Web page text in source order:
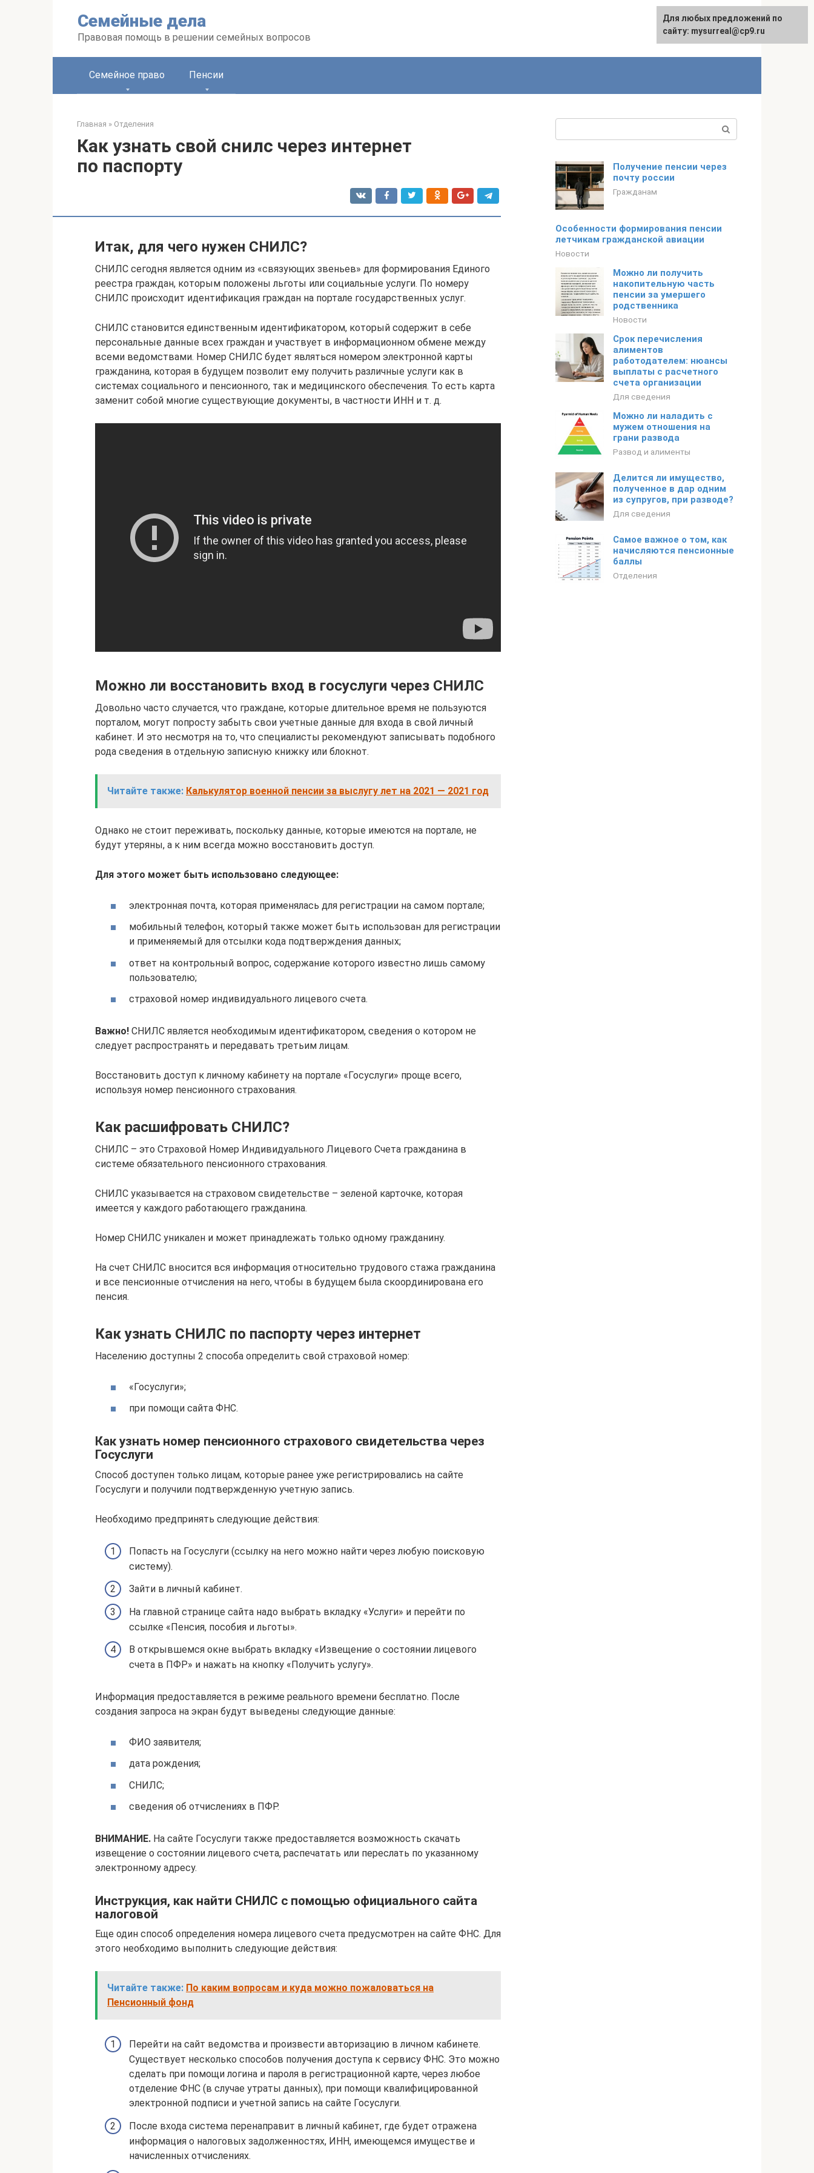
Семейные дела
Правовая помощь в решении семейных вопросов
Семейное право Пенсии
Главная » Отделения
Как узнать свой снилс через интернет
по паспорту
Итак, для чего нужен СНИЛС?
СНИЛС сегодня является одним из «связующих звеньев» для формирования Единого
реестра граждан, которым положены льготы или социальные услуги. По номеру
СНИЛС происходит идентификация граждан на портале государственных услуг.
СНИЛС становится единственным идентификатором, который содержит в себе
персональные данные всех граждан и участвует в информационном обмене между
всеми ведомствами. Номер СНИЛС будет являться номером электронной карты
гражданина, которая в будущем позволит ему получить различные услуги как в
системах социального и пенсионного, так и медицинского обеспечения. То есть карта
заменит собой многие существующие документы, в частности ИНН и т. д.
Можно ли восстановить вход в госуслуги через СНИЛС
Довольно часто случается, что граждане, которые длительное время не пользуются
порталом, могут попросту забыть свои учетные данные для входа в свой личный
кабинет. И это несмотря на то, что специалисты рекомендуют записывать подобного
рода сведения в отдельную записную книжку или блокнот.
Читайте также: Калькулятор военной пенсии за выслугу лет на 2021 — 2021 год
Однако не стоит переживать, поскольку данные, которые имеются на портале, не
будут утеряны, а к ним всегда можно восстановить доступ.
Для этого может быть использовано следующее:
электронная почта, которая применялась для регистрации на самом портале;
мобильный телефон, который также может быть использован для регистрации
и применяемый для отсылки кода подтверждения данных;
ответ на контрольный вопрос, содержание которого известно лишь самому
пользователю;
страховой номер индивидуального лицевого счета.
Важно! СНИЛС является необходимым идентификатором, сведения о котором не
следует распространять и передавать третьим лицам.
Восстановить доступ к личному кабинету на портале «Госуслуги» проще всего,
используя номер пенсионного страхования.
Как расшифровать СНИЛС?
СНИЛС – это Страховой Номер Индивидуального Лицевого Счета гражданина в
системе обязательного пенсионного страхования.
СНИЛС указывается на страховом свидетельстве – зеленой карточке, которая
имеется у каждого работающего гражданина.
Номер СНИЛС уникален и может принадлежать только одному гражданину.
На счет СНИЛС вносится вся информация относительно трудового стажа гражданина
и все пенсионные отчисления на него, чтобы в будущем была скоординирована его
пенсия.
Как узнать СНИЛС по паспорту через интернет
Населению доступны 2 способа определить свой страховой номер:
«Госуслуги»;
при помощи сайта ФНС.
Как узнать номер пенсионного страхового свидетельства через
Госуслуги
Способ доступен только лицам, которые ранее уже регистрировались на сайте
Госуслуги и получили подтвержденную учетную запись.
Необходимо предпринять следующие действия:
Попасть на Госуслуги (ссылку на него можно найти через любую поисковую
систему).
Зайти в личный кабинет.
На главной странице сайта надо выбрать вкладку «Услуги» и перейти по
ссылке «Пенсия, пособия и льготы».
В открывшемся окне выбрать вкладку «Извещение о состоянии лицевого
счета в ПФР» и нажать на кнопку «Получить услугу».
Информация предоставляется в режиме реального времени бесплатно. После
создания запроса на экран будут выведены следующие данные:
ФИО заявителя;
дата рождения;
СНИЛС;
сведения об отчислениях в ПФР.
ВНИМАНИЕ. На сайте Госуслуги также предоставляется возможность скачать
извещение о состоянии лицевого счета, распечатать или переслать по указанному
электронному адресу.
Инструкция, как найти СНИЛС с помощью официального сайта
налоговой
Еще один способ определения номера лицевого счета предусмотрен на сайте ФНС. Для
этого необходимо выполнить следующие действия:
Читайте также: По каким вопросам и куда можно пожаловаться на
Пенсионный фонд
Перейти на сайт ведомства и произвести авторизацию в личном кабинете.
Существует несколько способов получения доступа к сервису ФНС. Это можно
сделать при помощи логина и пароля в регистрационной карте, через любое
отделение ФНС (в случае утраты данных), при помощи квалифицированной
электронной подписи и учетной запись на сайте Госуслуги.
После входа система перенаправит в личный кабинет, где будет отражена
информация о налоговых задолженностях, ИНН, имеющемся имуществе и
начисленных отчислениях.
Получение пенсии через
почту россии
Гражданам
Особенности формирования пенсии
летчикам гражданской авиации
Новости
Можно ли получить
накопительную часть
пенсии за умершего
родственника
Новости
Срок перечисления
алиментов
работодателем: нюансы
выплаты с расчетного
счета организации
Для сведения
Можно ли наладить с
мужем отношения на
грани развода
Развод и алименты
Делится ли имущество,
полученное в дар одним
из супругов, при разводе?
Для сведения
Самое важное о том, как
начисляются пенсионные
баллы
Отделения
Для любых предложений по
сайту: mysurreal@cp9.ru